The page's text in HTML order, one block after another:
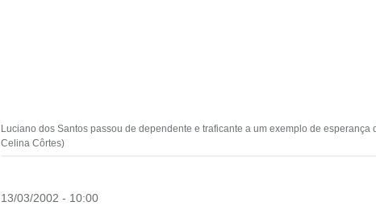
Luciano dos Santos passou de dependente e traficante a um exemplo de
Celina Côrtes)
13/03/2002 - 10:00